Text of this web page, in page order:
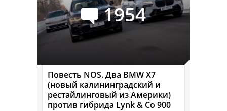
1954
Повесть NOS. Два BMW X7
(новый калининградский и
рестайлинговый из Америки)
против гибрида Lynk & Co 900